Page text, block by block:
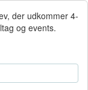
der udkommer 4-
og events.